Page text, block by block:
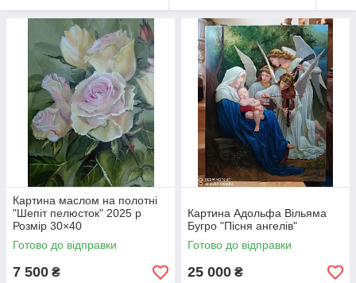
НЕ ДРУК!!!
Техніка, в якій виконані картини:
лесування
Цю техніку використовував Леонардо
да Вінчі. У його відомій картині «Мона
Ліза» можна побачити нескінченну
кількість лесувань, завдяки чому
картину можна побачити практично «до
дна».
Картина маслом на полотні
"Шепіт пелюсток" 2025 р
Розмір 30×40
Готово до відправки
7 500 ₴
Картина Адольфа Вільяма
Бугро "Пісня ангелів"
Готово до відправки
25 000 ₴